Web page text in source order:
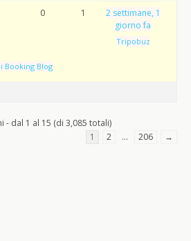
Booking Blog
0 1
2 settimane, 1
giorno fa
Tripobuz
- dal 1 al 15 (di 3,085 totali)
1
2 … 206 →